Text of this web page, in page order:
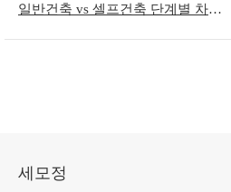
일반건축 vs 셀프건축 단계별 차이 분석 (시간, 비용, 리스크)
세모정